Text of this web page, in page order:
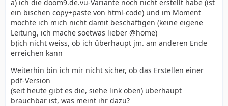
a) ich die doom9.de.vu-Variante noch nicht erstellt habe (ist
ein bischen copy+paste von html-code) und im Moment
möchte ich mich nicht damit beschäftigen (keine eigene
Leitung, ich mache soetwas lieber @home)
b)ich nicht weiss, ob ich überhaupt jm. am anderen Ende
erreichen kann
Weiterhin bin ich mir nicht sicher, ob das Erstellen einer
pdf-Version
(seit heute gibt es die, siehe link oben) überhaupt
brauchbar ist, was meint ihr dazu?